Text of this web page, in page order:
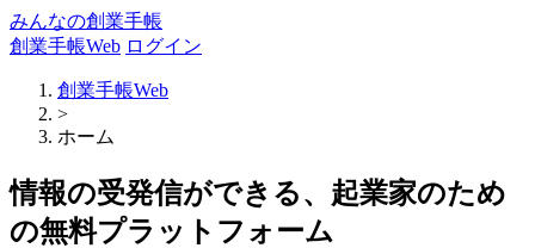
みんなの創業手帳
創業手帳Web ログイン
創業手帳Web
>
ホーム
情報の受発信ができる、起業家のため
の無料プラットフォーム